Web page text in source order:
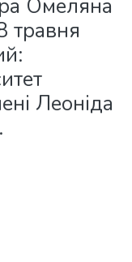
Омеляна
травня
Леоніда